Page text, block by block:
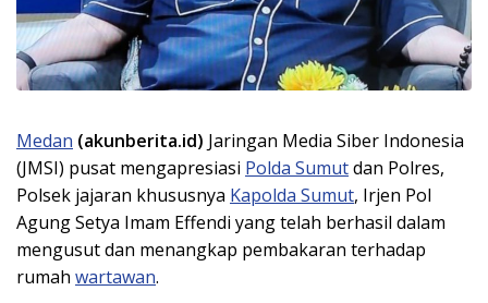
Medan (akunberita.id) Jaringan Media Siber Indonesia
(JMSI) pusat mengapresiasi Polda Sumutdan Polres,
Polsek jajaran khususnya Kapolda Sumut, Irjen Pol
Agung Setya Imam Effendi yang telah berhasil dalam
mengusut dan menangkap pembakaran terhadap
rumah wartawan.